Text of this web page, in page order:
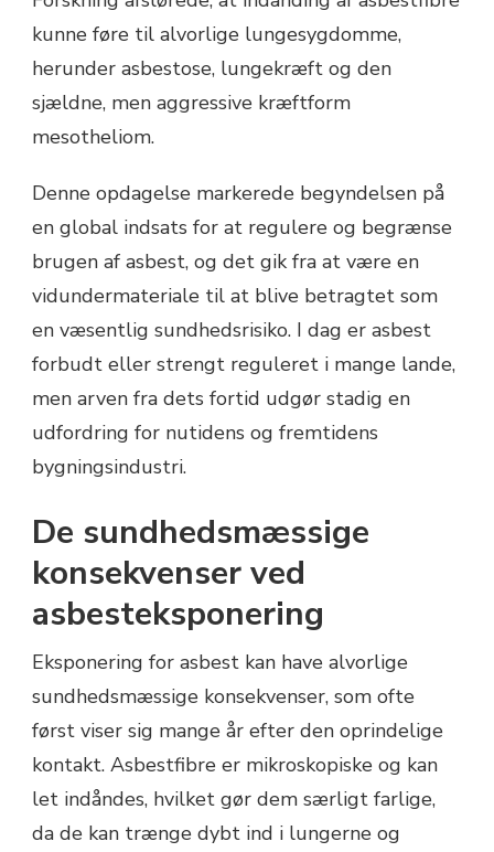
kunne føre til alvorlige lungesygdomme,
herunder asbestose, lungekræft og den
sjældne, men aggressive kræftform
mesotheliom.
Denne opdagelse markerede begyndelsen på
en global indsats for at regulere og begrænse
brugen af asbest, og det gik fra at være en
vidundermateriale til at blive betragtet som
en væsentlig sundhedsrisiko. I dag er asbest
forbudt eller strengt reguleret i mange lande,
men arven fra dets fortid udgør stadig en
udfordring for nutidens og fremtidens
bygningsindustri.
De sundhedsmæssige
konsekvenser ved
asbesteksponering
Eksponering for asbest kan have alvorlige
sundhedsmæssige konsekvenser, som ofte
først viser sig mange år efter den oprindelige
kontakt. Asbestfibre er mikroskopiske og kan
let indåndes, hvilket gør dem særligt farlige,
da de kan trænge dybt ind i lungerne og